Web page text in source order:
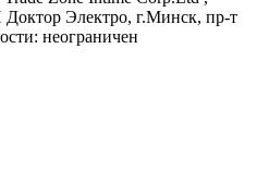
Электро, г.Минск, пр-т
неограничен